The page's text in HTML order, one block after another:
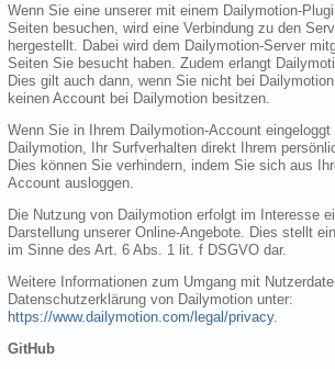
Wenn Sie eine unserer mit einem Dailymotion-
Seiten besuchen, wird eine Verbindung zu den
hergestellt. Dabei wird dem Dailymotion-Server
Seiten Sie besucht haben. Zudem erlangt
Dies gilt auch dann, wenn Sie nicht bei
keinen Account bei Dailymotion besitzen.
Wenn Sie in Ihrem Dailymotion-Account
Dailymotion, Ihr Surfverhalten direkt Ihrem
Dies können Sie verhindern, indem Sie sich aus
Account ausloggen.
Die Nutzung von Dailymotion erfolgt im Interesse
Darstellung unserer Online-Angebote. Dies stellt
im Sinne des Art. 6 Abs. 1 lit. f DSGVO dar.
Weitere Informationen zum Umgang mit
Datenschutzerklärung von Dailymotion unter:
https://www.dailymotion.com/legal/privacy.
GitHub